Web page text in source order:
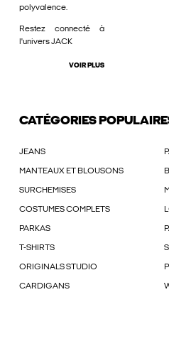
polyvalence.
Restez connecté à
l'univers JACK
VOIR PLUS
CATÉGORIES
JEANS
MANTEAUX ET BLOUSONS
SURCHEMISES
COSTUMES COMPLETS
PARKAS
T-SHIRTS
ORIGINALS STUDIO
CARDIGANS